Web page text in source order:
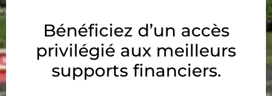
Bénéficiez d’un accès
privilégié aux meilleurs
supports financiers.